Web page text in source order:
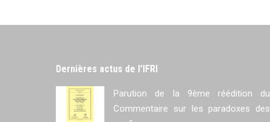
Dernières actus de l’IFRI
Parution de la 9ème réédition du
Commentaire sur les paradoxes des